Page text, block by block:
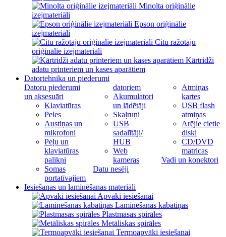
Minolta oriģinālie
izejmateriāli
Epson oriģinālie
izejmateriāli
Citu ražotāju
oriģinālie izejmateriāli
Kārtridži
adatu printeriem un kases aparātiem
Datortehnika un piederumi
Datoru piederumi
un aksesuāri
Klaviatūras
Peles
Austiņas un
mikrofoni
Peļu un
klaviatūras
palikņi
Somas
portatīvajiem
datoriem
Akumulatori
un lādētāji
Skaļruņi
USB
sadalītāji/
HUB
Web
kameras
Datu nesēji
Atmiņas
kartes
USB flash
atmiņas
Ārējie cietie
diski
CD/DVD
matricas
Vadi un konektori
Iesiešanas un laminēšanas materiāli
Apvāki iesiešanai
Laminēšanas kabatiņas
Plastmasas spirāles
Metāliskas spirāles
Termoapvāki iesiešanai